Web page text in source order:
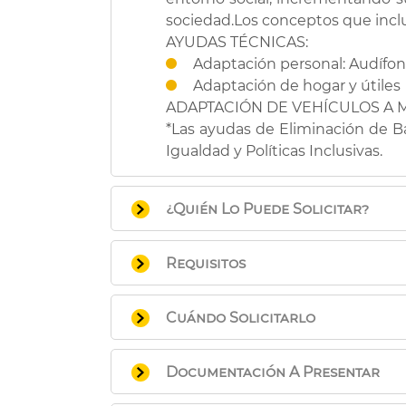
sociedad.Los conceptos que
AYUDAS TÉCNICAS:
Adaptación personal:
Adaptación de hogar y útiles
ADAPTACIÓN DE VEHÍCULOS A
*Las ayudas de Eliminación de
Igualdad y Políticas Inclusivas.
¿Quién Lo Puede Solicitar?
Personas mayores, con
Requisitos
a) Ser mayor de 60 años
b) Que existan deficiencias de
través de medios normales.
c) Que la solicitud esté
Cuándo Solicitarlo
Durante todo el año.
Documentación A Presentar